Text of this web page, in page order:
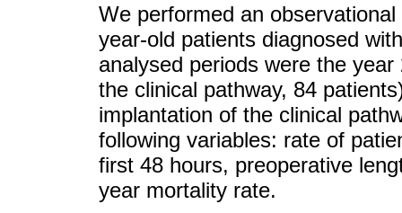
We performed an
year-old patients diagnosed
analysed periods were the
the clinical pathway, 84
implantation of the clinical
following variables: rate of
first 48 hours, preoperative
year mortality rate.